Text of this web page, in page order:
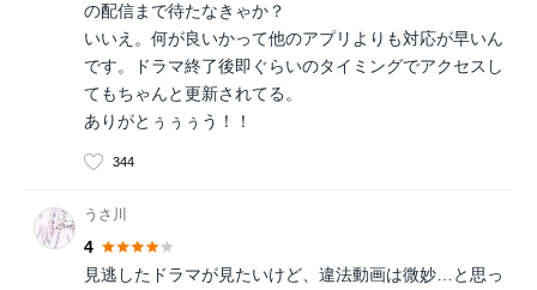
の配信まで待たなきゃか？
いいえ。何が良いかって他のアプリよりも対応が早いん
です。ドラマ終了後即ぐらいのタイミングでアクセスし
てもちゃんと更新されてる。
ありがとぅぅぅう！！
344
うさ川
4
見逃したドラマが見たいけど、違法動画は微妙…と思っ